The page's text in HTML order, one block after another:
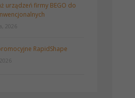
urządzeń firmy BEGO do
2026
RapidShape